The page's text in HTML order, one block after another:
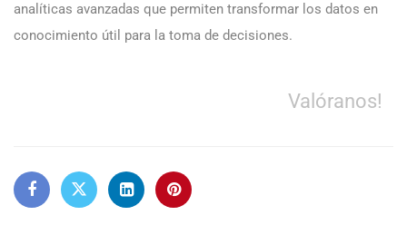
analíticas avanzadas que permiten transformar los datos en
conocimiento útil para la toma de decisiones.
Valóranos!